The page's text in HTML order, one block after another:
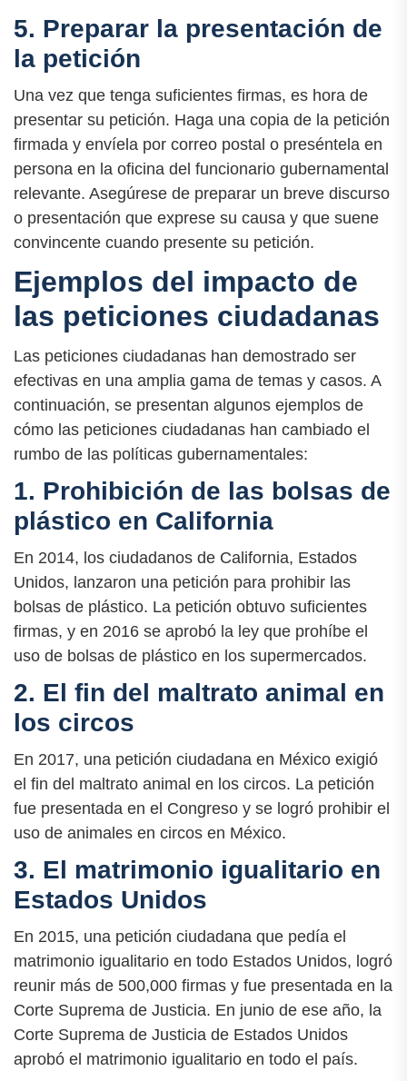
5. Preparar la presentación de
la petición
Una vez que tenga suficientes firmas, es hora de
presentar su petición. Haga una copia de la petición
firmada y envíela por correo postal o preséntela en
persona en la oficina del funcionario gubernamental
relevante. Asegúrese de preparar un breve discurso
o presentación que exprese su causa y que suene
convincente cuando presente su petición.
Ejemplos del impacto de
las peticiones ciudadanas
Las peticiones ciudadanas han demostrado ser
efectivas en una amplia gama de temas y casos. A
continuación, se presentan algunos ejemplos de
cómo las peticiones ciudadanas han cambiado el
rumbo de las políticas gubernamentales:
1. Prohibición de las bolsas de
plástico en California
En 2014, los ciudadanos de California, Estados
Unidos, lanzaron una petición para prohibir las
bolsas de plástico. La petición obtuvo suficientes
firmas, y en 2016 se aprobó la ley que prohíbe el
uso de bolsas de plástico en los supermercados.
2. El fin del maltrato animal en
los circos
En 2017, una petición ciudadana en México exigió
el fin del maltrato animal en los circos. La petición
fue presentada en el Congreso y se logró prohibir el
uso de animales en circos en México.
3. El matrimonio igualitario en
Estados Unidos
En 2015, una petición ciudadana que pedía el
matrimonio igualitario en todo Estados Unidos, logró
reunir más de 500,000 firmas y fue presentada en la
Corte Suprema de Justicia. En junio de ese año, la
Corte Suprema de Justicia de Estados Unidos
aprobó el matrimonio igualitario en todo el país.